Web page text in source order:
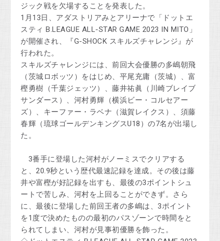
ジック戦を欠場することを発表した。
1月13日、アダストリアみとアリーナで「ドットエ
スティ B.LEAGUE ALL-STAR GAME 2023 IN MITO」
が開催され、『G-SHOCK スキルズチャレンジ』が
行われた。
スキルズチャレンジには、前回大会優勝の多嶋朝飛
（茨城ロボッツ）をはじめ、平尾充庸（茨城）、富
樫勇樹（千葉ジェッツ）、藤井祐眞（川崎ブレイブ
サンダース）、河村勇輝（横浜ビー・コルセアー
ズ）、キーファー・ラベナ（滋賀レイクス）、須藤
春輝（琉球ゴールデンキングスU18）の7名が出場し
た。
3番手に登場した河村がノーミスでクリアする
と、20.9秒という歴代最速記録を達成。その後は藤
井や富樫が好記録を出すも、最後の3ポイントシュ
ートで苦しみ、河村を上回ることができず。さら
に、最後に登場した前回王者の多嶋は、3ポイント
を1度で決めたものの最初のパスゾーンで時間をと
られてしまい、河村が見事初優勝を飾った。